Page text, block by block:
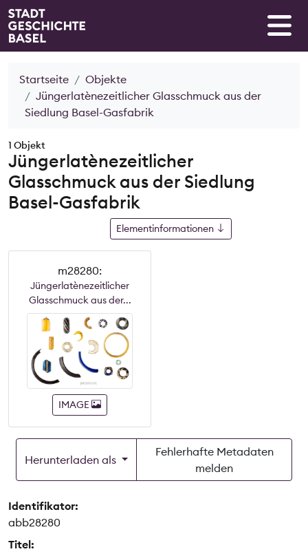
Startseite
Objekte
Jüngerlatènezeitlicher Glasschmuck aus der
Siedlung Basel-Gasfabrik
1 Objekt
Jüngerlatènezeitlicher
Glasschmuck aus der Siedlung
Basel-Gasfabrik
Elementinformationen
m28280:
Jüngerlatènezeitlicher
Glasschmuck aus der...
IMAGE
Herunterladen als
Fehlerhafte Metadaten
melden
Identifikator:
abb28280
Titel: